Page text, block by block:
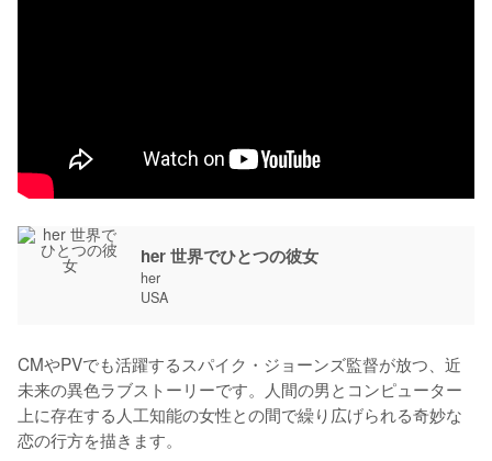
her 世界でひとつの彼女
her
USA
CMやPVでも活躍するスパイク・ジョーンズ監督が放つ、近
未来の異色ラブストーリーです。人間の男とコンピューター
上に存在する人工知能の女性との間で繰り広げられる奇妙な
恋の行方を描きます。